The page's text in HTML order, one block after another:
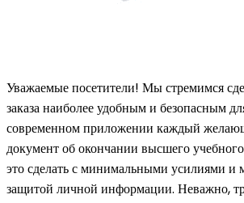
Уважаемые посетители! Мы стремимся
заказа наиболее удобным и безопасным
современном приложении каждый
документ об окончании высшего
это сделать с минимальными усилиями и
защитой личной информации. Неважно,